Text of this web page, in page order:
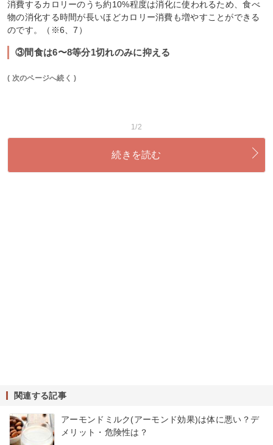
消費するカロリーのうち約10%程度は消化に使われるため、食べ
物の消化する時間が長いほどカロリー消費も増やすことができる
のです。（※6、7）
③間食は6〜8等分1切れのみに抑える
( 次のページへ続く )
1/2
続きを読む
関連する記事
アーモンドミルク(アーモンド効果)は体に悪い？デ
メリット・危険性は？